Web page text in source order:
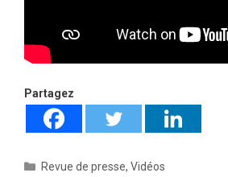
Partagez
Catégories
Revue de presse,Vidéos